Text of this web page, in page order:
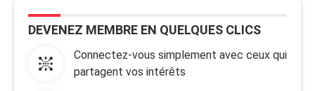
DEVENEZ MEMBRE EN QUELQUES CLICS
Connectez-vous simplement avec ceux qui
partagent vos intérêts